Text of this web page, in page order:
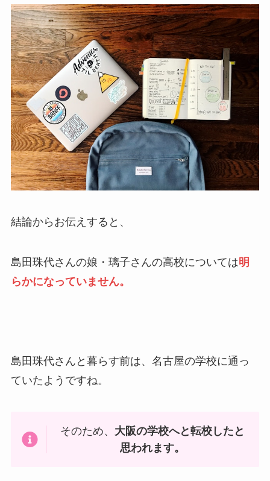
結論からお伝えすると、
島田珠代さんの娘・璃子さんの高校については明
らかになっていません。
島田珠代さんと暮らす前は、名古屋の学校に通っ
ていたようですね。
そのため、 大阪の学校へと転校したと
思われます。